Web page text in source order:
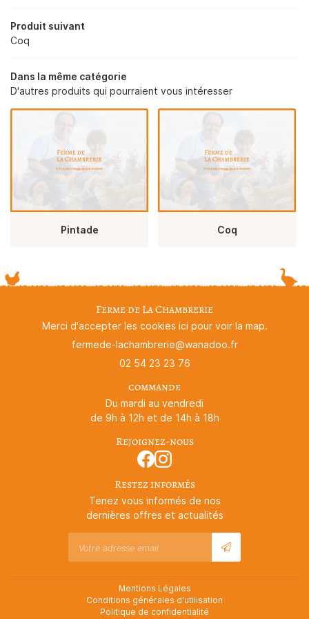
EN IMAGES
AVIS
Restez
Inscription
Produit suivant
Coq
Dans la même catégorie
D'autres produits qui pourraient vous intéresser
Pintade Coq
Ferme de La Chambrerie
Merci d'accepter les cookies ici pour voir la map.
02 54 23 23 76
commande
Du mardi au vendredi
de 9h à 12h et de 14h à 18h
Rejoignez-nous
Restez informés
Tenez vous informés de nos
dernières offres et actualités
Mentions Légales
Conditions générales d'utilisation
Politique de confidentialité